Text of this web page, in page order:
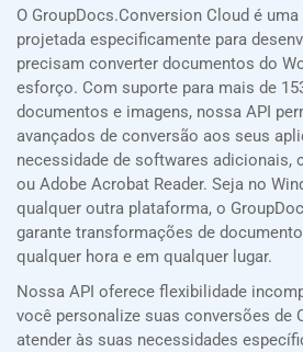
O GroupDocs.Conversion Cloud é uma
projetada especificamente para
precisam converter documentos do
esforço. Com suporte para mais de
documentos e imagens, nossa API
avançados de conversão aos seus
necessidade de softwares
ou Adobe Acrobat Reader. Seja no
qualquer outra plataforma, o
garante transformações de
qualquer hora e em qualquer lugar.
Nossa API oferece flexibilidade
você personalize suas conversões de
atender às suas necessidades